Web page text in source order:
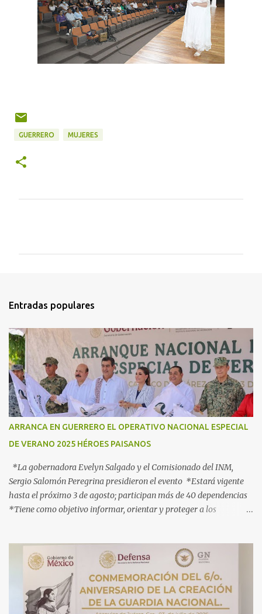
GUERRERO MUJERES
t
r
i
o
s
Entradas populares
ARRANCA EN GUERRERO EL OPERATIVO NACIONAL ESPECIAL
DE VERANO 2025 HÉROES PAISANOS
*La gobernadora Evelyn Salgado y el Comisionado del INM,
Sergio Salomón Peregrina presidieron el evento *Estará vigente
hasta el próximo 3 de agosto; participan más de 40 dependencias
*Tiene como objetivo informar, orientar y proteger a los
gobernadora Acapulco, Gro., 3 de julio de 2025.- Con el objetivo de
informar, orientar y proteger durante su ingreso, estancia y
tránsito por el territorio nacional a los migrantes que retornan a
México durante esta temporada de verano, la gobernadora Evelyn
Salgado Pineda y el comisionado del Instituto Nacional de